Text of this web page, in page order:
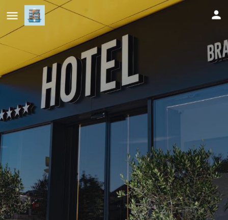
Hotel Branch
Cijena (po danu)
125